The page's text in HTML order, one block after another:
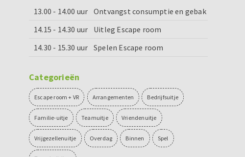
13.00 - 14.00 uur
Ontvangst consumptie en gebak
14.15 - 14.30 uur
Uitleg Escape room
14.30 - 15.30 uur
Spelen Escape room
Categorieën
Escape room + VR Arrangementen Bedrijfsuitje
Familie-uitje Teamuitje Vriendenuitje
Vrijgezellenuitje Overdag Binnen Spel